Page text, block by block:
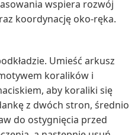
wspiera rozwój
koordynację oko-ręka.
Umieść arkusz
koralików i
aby koraliki się
z dwóch stron, średnio
do ostygnięcia przed